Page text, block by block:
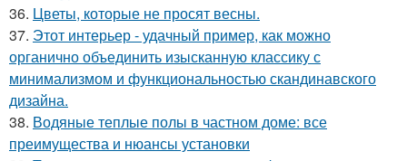
36. Цветы, которые не просят весны.
37. Этот интерьер - удачный пример, как можно
органично объединить изысканную классику с
минимализмом и функциональностью скандинавского
дизайна.
38. Водяные теплые полы в частном доме: все
преимущества и нюансы установки